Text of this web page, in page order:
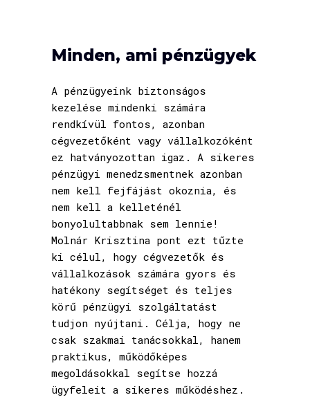
Minden, ami pénzügyek
A pénzügyeink biztonságos
kezelése mindenki számára
rendkívül fontos, azonban
cégvezetőként vagy vállalkozóként
ez hatványozottan igaz. A sikeres
pénzügyi menedzsmentnek azonban
nem kell fejfájást okoznia, és
nem kell a kelleténél
bonyolultabbnak sem lennie!
Molnár Krisztina pont ezt tűzte
ki célul, hogy cégvezetők és
vállalkozások számára gyors és
hatékony segítséget és teljes
körű pénzügyi szolgáltatást
tudjon nyújtani. Célja, hogy ne
csak szakmai tanácsokkal, hanem
praktikus, működőképes
megoldásokkal segítse hozzá
ügyfeleit a sikeres működéshez.